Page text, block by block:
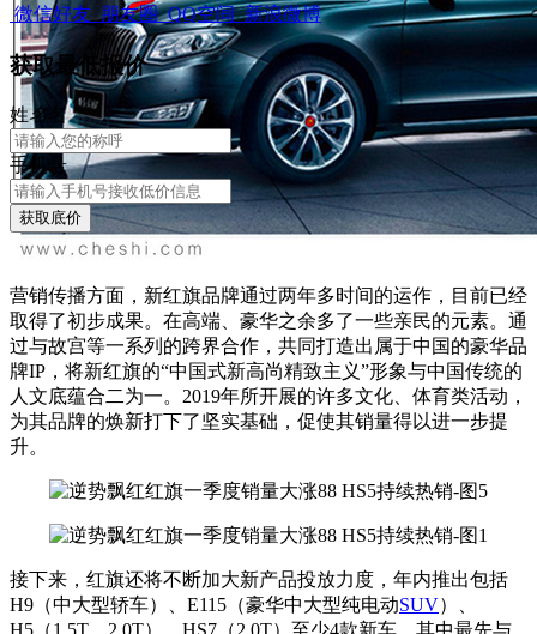
营销传播方面，新红旗品牌通过两年多时间的运作，目前已经
取得了初步成果。在高端、豪华之余多了一些亲民的元素。通
过与故宫等一系列的跨界合作，共同打造出属于中国的豪华品
牌IP，将新红旗的“中国式新高尚精致主义”形象与中国传统的
人文底蕴合二为一。2019年所开展的许多文化、体育类活动，
为其品牌的焕新打下了坚实基础，促使其销量得以进一步提
升。
接下来，红旗还将不断加大新产品投放力度，年内推出包括
H9（中大型轿车）、E115（豪华中大型纯电动SUV）、
H5（1.5T、2.0T）、HS7（2.0T）至少4款新车，其中最先与
微信好友 朋友圈 QQ空间 新浪微博
获取最低报价
姓名 名
手机号
获取底价